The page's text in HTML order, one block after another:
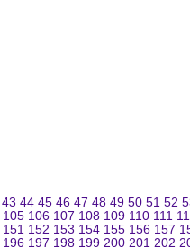
43 44 45 46 47 48 49 50 51 52
105 106 107 108 109 110 111
151 152 153 154 155 156 157
196 197 198 199 200 201 202